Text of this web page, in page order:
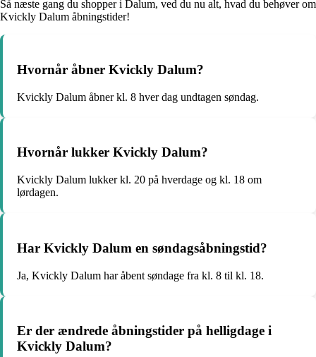
Så næste gang du shopper i Dalum, ved du nu alt, hvad du behøver om
Kvickly Dalum åbningstider!
Hvornår åbner Kvickly Dalum?
Kvickly Dalum åbner kl. 8 hver dag undtagen søndag.
Hvornår lukker Kvickly Dalum?
Kvickly Dalum lukker kl. 20 på hverdage og kl. 18 om
lørdagen.
Har Kvickly Dalum en søndagsåbningstid?
Ja, Kvickly Dalum har åbent søndage fra kl. 8 til kl. 18.
Er der ændrede åbningstider på helligdage i
Kvickly Dalum?